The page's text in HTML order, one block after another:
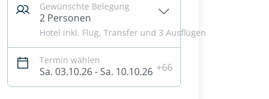
Gewünschte Belegung
2 Personen
Hotel inkl. Flug, Transfer und 3 Ausflügen
Termin wählen
Sa. 03.10.26 - Sa. 10.10.26 +66